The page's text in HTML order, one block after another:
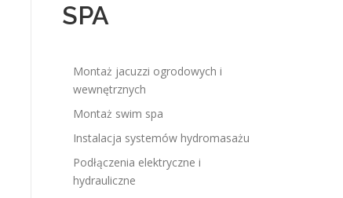
SPA
Montaż jacuzzi ogrodowych i
wewnętrznych
Montaż swim spa
Instalacja systemów hydromasażu
Podłączenia elektryczne i
hydrauliczne